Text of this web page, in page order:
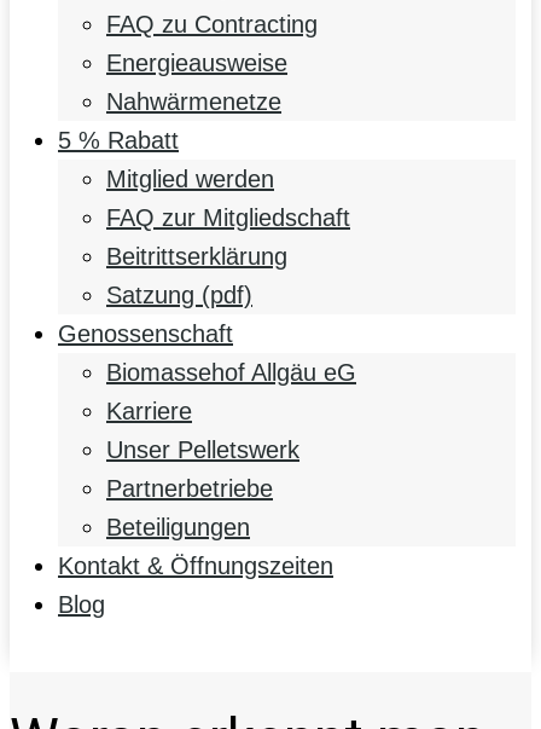
FAQ zu Contracting
Energieausweise
Nahwärmenetze
5 % Rabatt
Mitglied werden
FAQ zur Mitgliedschaft
Beitrittserklärung
Satzung (pdf)
Genossenschaft
Biomassehof Allgäu eG
Karriere
Unser Pelletswerk
Partnerbetriebe
Beteiligungen
Kontakt & Öffnungszeiten
Blog